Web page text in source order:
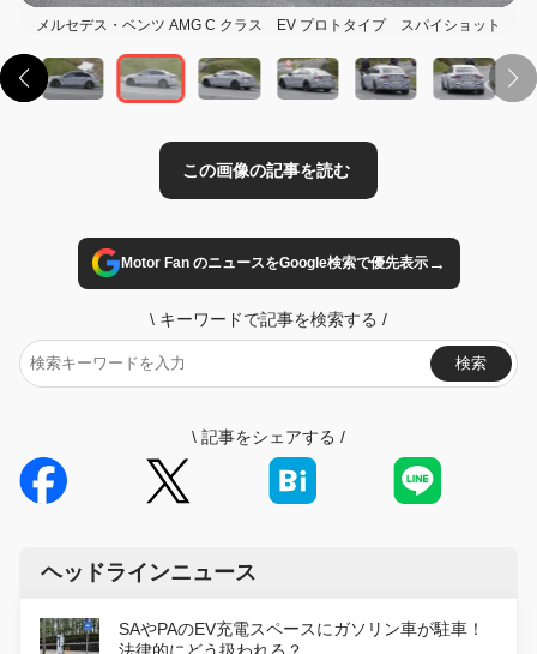
メルセデス・ベンツ AMG C クラス EV プロトタイプ スパイショット
この画像の記事を読む
Motor Fan のニュースをGoogle検索で優先表示→
\ キーワードで記事を検索する /
検索
\ 記事をシェアする /
ヘッドラインニュース
SAやPAのEV充電スペースにガソリン車が駐車！